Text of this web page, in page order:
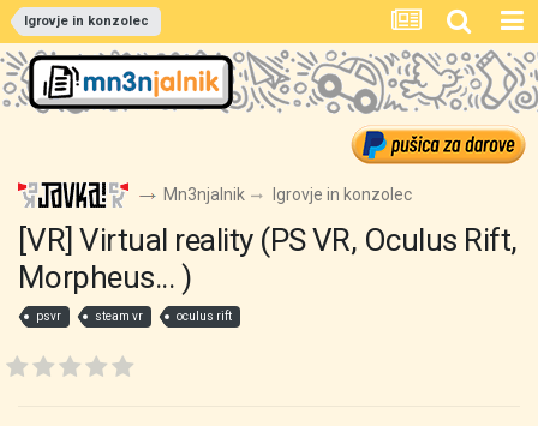
Igrovje in konzolec
Mn3njalnik Igrovje in konzolec
[VR] Virtual reality (PS VR, Oculus Rift,
Morpheus... )
psvr steam vr oculus rift